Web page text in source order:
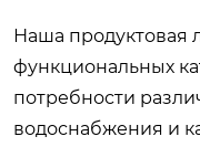
Наша продуктовая
функциональных
потребности
водоснабжения и